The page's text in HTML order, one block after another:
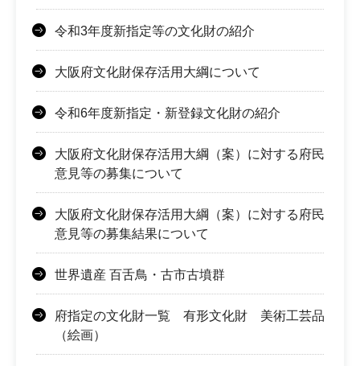
令和3年度新指定等の文化財の紹介
大阪府文化財保存活用大綱について
令和6年度新指定・新登録文化財の紹介
大阪府文化財保存活用大綱（案）に対する府民
意見等の募集について
大阪府文化財保存活用大綱（案）に対する府民
意見等の募集結果について
世界遺産 百舌鳥・古市古墳群
府指定の文化財一覧 有形文化財 美術工芸品
（絵画）